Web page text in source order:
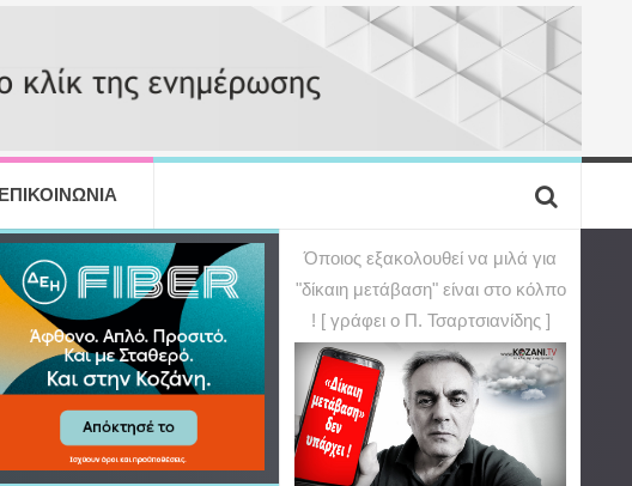
ΕΠΙΚΟΙΝΩΝΙΑ
Όποιος εξακολουθεί να μιλά για
"δίκαιη μετάβαση" είναι στο κόλπο
! [ γράφει ο Π. Τσαρτσιανίδης ]